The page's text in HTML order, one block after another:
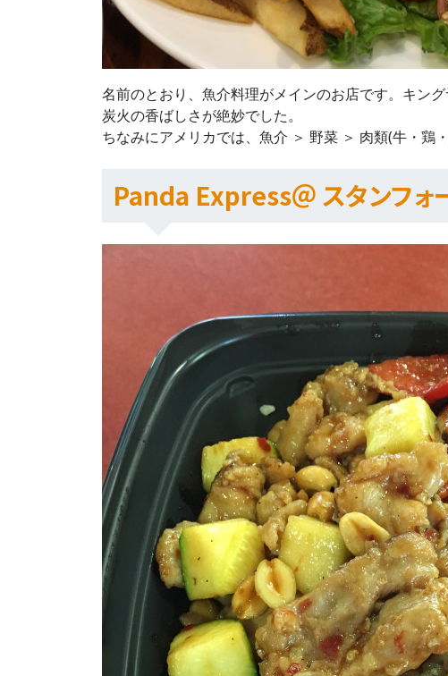
名前のとおり、魚介料理がメインのお店です。キン
炭火の香ばしさが絶妙でした。
ちなみにアメリカでは、魚介 ＞ 野菜 ＞ 肉類(牛・鶏
Panda Express＠ スタンフォ